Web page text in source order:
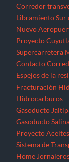
Proyecto
Sistema de
Home
Militarización
Minería
Minería en el
Minería en el
MorelosNayarit
OaxacaPalabras
Parques eólicos
Corredor Eólico
Parque Eólico
Parques
Proyecto de